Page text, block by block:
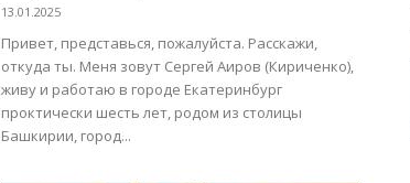
13.01.2025
Привет, представься, пожалуйста. Расскажи,
откуда ты. Меня зовут Сергей Аиров (Кириченко),
живу и работаю в городе Екатеринбург
проктически шесть лет, родом из столицы
Башкирии, город...